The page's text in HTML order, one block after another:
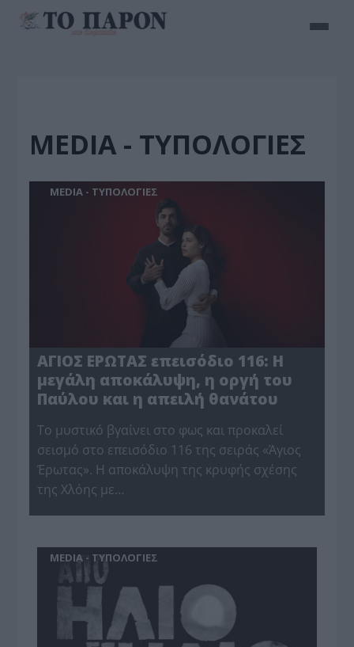
MEDIA - ΤΥΠΟΛΟΓΙΕΣ
MEDIA - ΤΥΠΟΛΟΓΙΕΣ
ΑΓΙΟΣ ΕΡΩΤΑΣ επεισόδιο 116: Η
μεγάλη αποκάλυψη, η οργή του
Παύλου και η απειλή θανάτου
Το μυστικό βγαίνει στο φως και προκαλεί
σεισμό στο επεισόδιο 116 της σειράς «Άγιος
Έρωτας». Η αποκάλυψη της κρυφής σχέσης
της Χλόης με…
MEDIA - ΤΥΠΟΛΟΓΙΕΣ